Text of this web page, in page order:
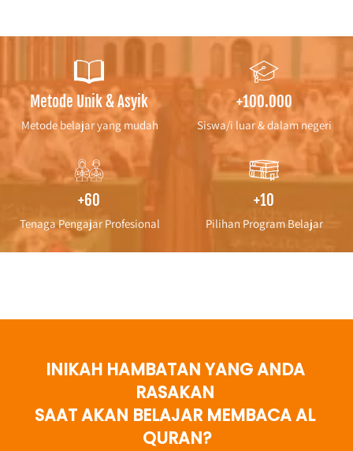
Metode Unik & Asyik
Metode belajar yang mudah
+100.000
Siswa/i luar & dalam negeri
+60
Tenaga Pengajar Profesional
+10
Pilihan Program Belajar
INIKAH HAMBATAN YANG ANDA
RASAKAN
SAAT AKAN BELAJAR MEMBACA AL
QURAN?